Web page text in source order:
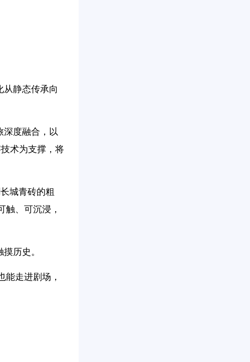
从静态传承向
深度融合，以
术为支撑，将
城青砖的粗
触、可沉浸，
历史。
走进剧场，